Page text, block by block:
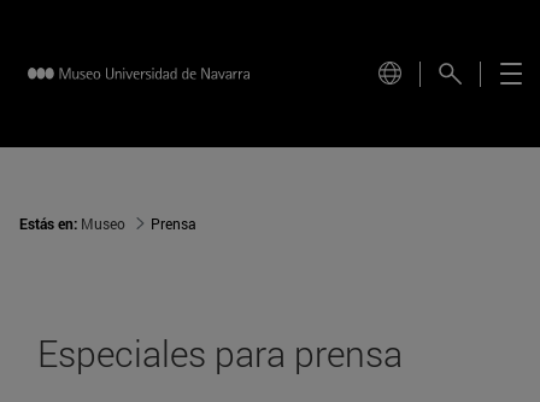
Estás en: Museo Prensa
Especiales para prensa